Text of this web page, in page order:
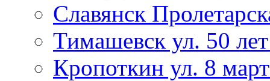
Славянск
Тимашевск ул. 50
Кропоткин ул. 8